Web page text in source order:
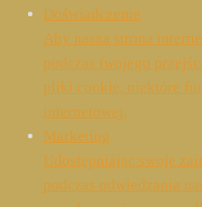
Doświadczenie
Aby nasza strona
podczas twojego
pliki cookie, niektóre
internetowej.
Marketing
Udostępniając swoje
podczas odwiedzania